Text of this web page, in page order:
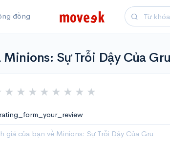
đồng
Sự Trỗi Dậy Của